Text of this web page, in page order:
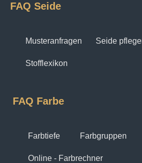
FAQ Seide
Musteranfragen Seide
Stofflexikon
FAQ Farbe
Farbtiefe Farbgruppen
Online - Farbrechner